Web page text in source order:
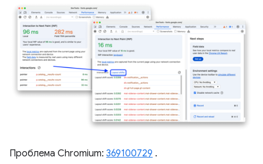
Проблема Chromium: 369100729 .